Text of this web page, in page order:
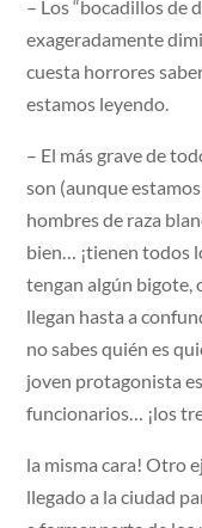
– Los “bocadillos de
exageradamente
cuesta horrores
estamos leyendo.
– El más grave de
son (aunque
hombres de raza
bien… ¡tienen todos
tengan algún bigote,
llegan hasta a
no sabes quién es
joven protagonista
funcionarios… ¡los
la misma cara! Otro
llegado a la ciudad